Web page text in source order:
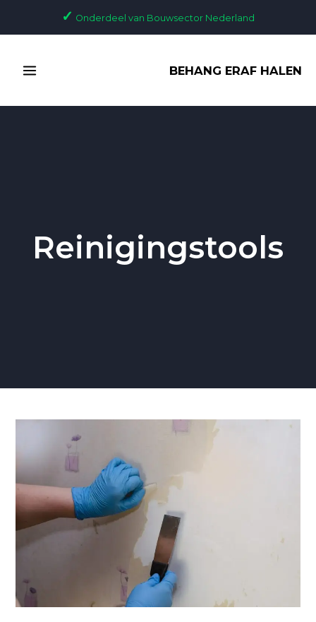
✓ Onderdeel van Bouwsector Nederland
MENU
BEHANG ERAF HALEN
Reinigingstools
een
Stoomapparaat:
Een
Diepgaande
Uitleg